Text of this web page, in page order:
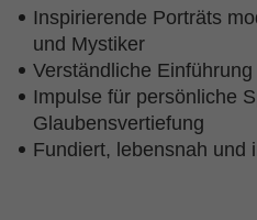
Inspirierende Porträts
und Mystiker
Verständliche
Impulse für persönliche
Glaubensvertiefung
Fundiert, lebensnah und